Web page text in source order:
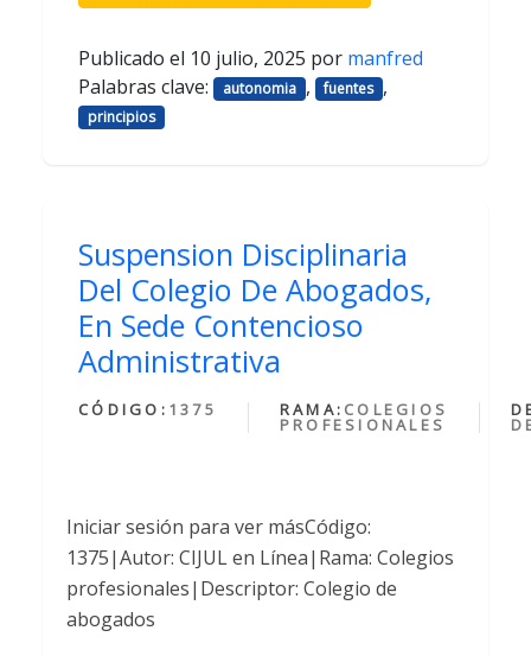
Publicado el 10 julio, 2025 por manfred
Palabras clave:
autonomia , fuentes ,
principios
Suspension Disciplinaria
Del Colegio De Abogados,
En Sede Contencioso
Administrativa
CÓDIGO: 1375 RAMA: COLEGIOS
PROFESIONALES
Iniciar sesión para ver másCódigo:
1375|Autor: CIJUL en Línea|Rama: Colegios
profesionales|Descriptor: Colegio de
abogados